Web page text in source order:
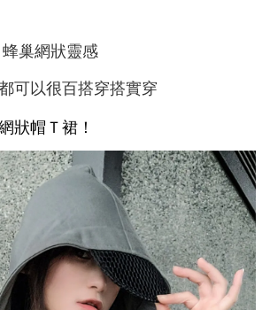
巢網狀靈感
可以很百搭穿搭實穿
狀帽Ｔ裙！